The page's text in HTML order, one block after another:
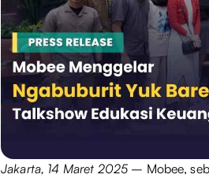
Jakarta, 14 Maret 2025 – Mobee,